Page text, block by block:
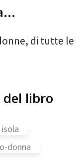
di tutte le
del libro
isola
donna